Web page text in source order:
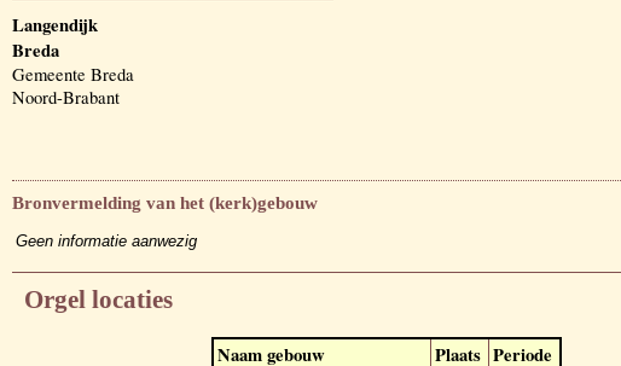
Langendijk
Breda
Gemeente Breda
Noord-Brabant
Bronvermelding van het (kerk)gebouw
Geen informatie aanwezig
Orgel locaties
Naam gebouw Plaats Periode